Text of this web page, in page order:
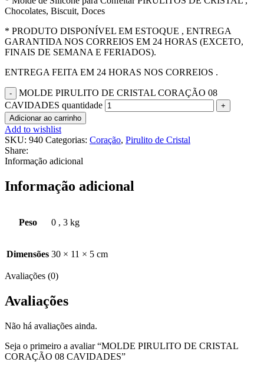
Chocolates, Biscuit, Doces
* PRODUTO DISPONÍVEL EM ESTOQUE , ENTREGA
GARANTIDA NOS CORREIOS EM 24 HORAS (EXCETO,
FINAIS DE SEMANA E FERIADOS).
ENTREGA FEITA EM 24 HORAS NOS CORREIOS .
MOLDE PIRULITO DE CRISTAL CORAÇÃO 08
CAVIDADES quantidade
Adicionar ao carrinho
Add to wishlist
SKU: 940 Categorias: Coração, Pirulito de Cristal
Share:
Informação adicional
Informação adicional
Peso 0 , 3 kg
Dimensões 30 × 11 × 5 cm
Avaliações (0)
Avaliações
Não há avaliações ainda.
Seja o primeiro a avaliar “MOLDE PIRULITO DE CRISTAL
CORAÇÃO 08 CAVIDADES”